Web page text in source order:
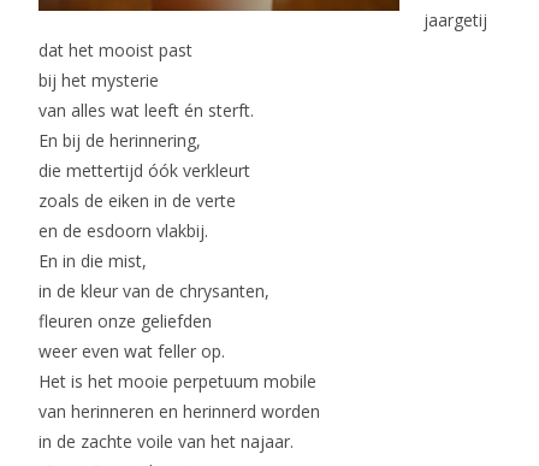
jaargetij
dat het mooist past
bij het mysterie
van alles wat leeft én sterft.
En bij de herinnering,
die mettertijd óók verkleurt
zoals de eiken in de verte
en de esdoorn vlakbij.
En in die mist,
in de kleur van de chrysanten,
fleuren onze geliefden
weer even wat feller op.
Het is het mooie perpetuum mobile
van herinneren en herinnerd worden
in de zachte voile van het najaar.